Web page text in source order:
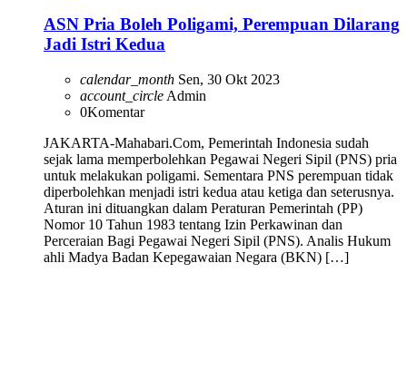
ASN Pria Boleh Poligami, Perempuan Dilarang
Jadi Istri Kedua
calendar_month Sen, 30 Okt 2023
account_circle Admin
0Komentar
JAKARTA-Mahabari.Com, Pemerintah Indonesia sudah
sejak lama memperbolehkan Pegawai Negeri Sipil (PNS) pria
untuk melakukan poligami. Sementara PNS perempuan tidak
diperbolehkan menjadi istri kedua atau ketiga dan seterusnya.
Aturan ini dituangkan dalam Peraturan Pemerintah (PP)
Nomor 10 Tahun 1983 tentang Izin Perkawinan dan
Perceraian Bagi Pegawai Negeri Sipil (PNS). Analis Hukum
ahli Madya Badan Kepegawaian Negara (BKN) […]